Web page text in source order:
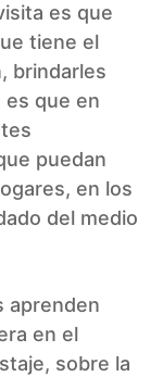
es que
tiene el
brindarles
que en
puedan
en los
del medio
aprenden
en el
sobre la